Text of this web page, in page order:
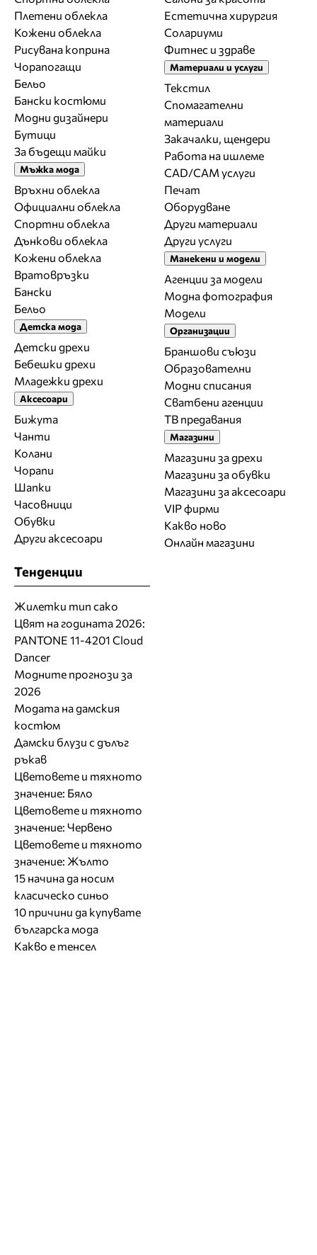
Плетени облекла
Кожени облекла
Рисувана коприна
Чорапогащи
Бельо
Бански костюми
Модни дизайнери
Бутици
За бъдещи майки
Мъжка мода
Връхни облекла
Официални облекла
Спортни облекла
Дънкови облекла
Кожени облекла
Вратовръзки
Бански
Бельо
Детска мода
Детски дрехи
Бебешки дрехи
Младежки дрехи
Аксесоари
Бижута
Чанти
Колани
Чорапи
Шапки
Часовници
Обувки
Други аксесоари
Естетична хирургия
Солариуми
Фитнес и здраве
Материали и услуги
Текстил
Спомагателни
материали
Закачалки, щендери
Работа на ишлеме
CAD/CAM услуги
Печат
Оборудване
Други материали
Други услуги
Манекени и модели
Агенции за модели
Модна фотография
Модели
Организации
Браншови съюзи
Образователни
Модни списания
Сватбени агенции
ТВ предавания
Магазини
Магазини за дрехи
Магазини за обувки
Магазини за aксесоари
VIP фирми
Какво ново
Онлайн магазини
Тенденции
Жилетки тип сако
Цвят на годината 2026:
PANTONE 11-4201 Cloud
Dancer
Модните прогнози за
2026
Модата на дамския
костюм
Дамски блузи с дълъг
ръкав
Цветовете и тяхното
значение: Бяло
Цветовете и тяхното
значение: Червено
Цветовете и тяхното
значение: Жълто
15 начина да носим
класическо синьо
10 причини да купувате
българска мода
Какво е тенсел